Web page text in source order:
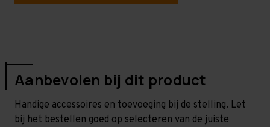
Aanbevolen bij dit product
Handige accessoires en toevoeging bij de stelling. Let
bij het bestellen goed op selecteren van de juiste